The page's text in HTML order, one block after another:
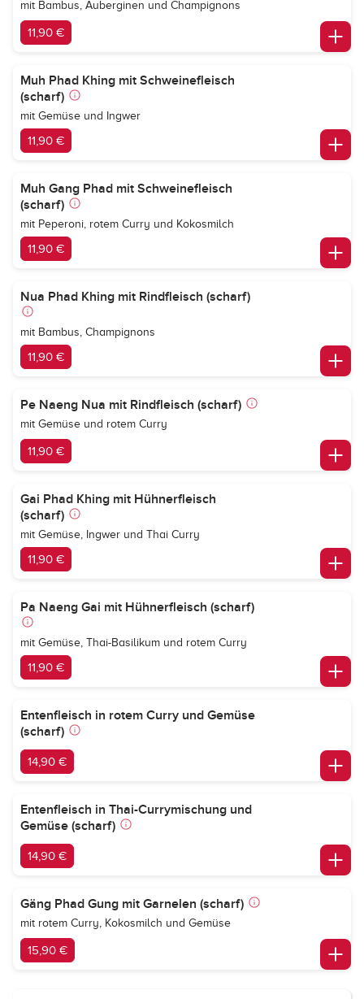
mit Bambus, Auberginen und Champignons
11,90 €
Muh Phad Khing mit Schweinefleisch
(scharf)
mit Gemüse und Ingwer
11,90 €
Muh Gang Phad mit Schweinefleisch
(scharf)
mit Peperoni, rotem Curry und Kokosmilch
11,90 €
Nua Phad Khing mit Rindfleisch (scharf)
mit Bambus, Champignons
11,90 €
Pe Naeng Nua mit Rindfleisch (scharf)
mit Gemüse und rotem Curry
11,90 €
Gai Phad Khing mit Hühnerfleisch
(scharf)
mit Gemüse, Ingwer und Thai Curry
11,90 €
Pa Naeng Gai mit Hühnerfleisch (scharf)
mit Gemüse, Thai-Basilikum und rotem Curry
11,90 €
Entenfleisch in rotem Curry und Gemüse
(scharf)
14,90 €
Entenfleisch in Thai-Currymischung und
Gemüse (scharf)
14,90 €
Gäng Phad Gung mit Garnelen (scharf)
mit rotem Curry, Kokosmilch und Gemüse
15,90 €